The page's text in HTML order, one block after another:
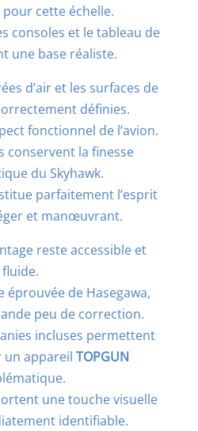
cette échelle.
consoles et le tableau de
une base réaliste.
d’air et les surfaces de
définies.
fonctionnel de l’avion.
conservent la finesse
du Skyhawk.
parfaitement l’esprit
et manœuvrant.
reste accessible et
fluide.
éprouvée de Hasegawa,
peu de correction.
incluses permettent
un appareilTOPGUN
une touche visuelle
identifiable.